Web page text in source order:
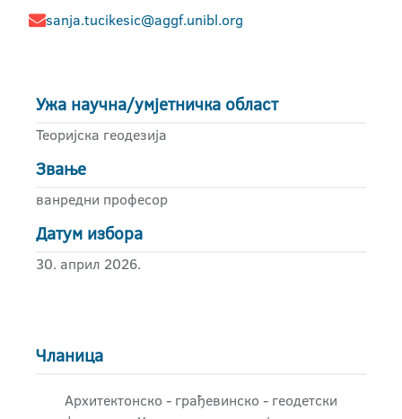
sanja.tucikesic@aggf.unibl.org
Ужа научна/умјетничка област
Теоријска геодезија
Звање
ванредни професор
Датум избора
30. април 2026.
Чланица
Архитектонско - грађевинскo - геодетски